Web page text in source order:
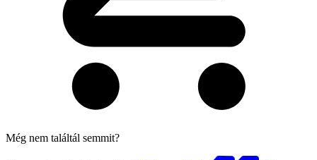
Még nem találtál semmit?